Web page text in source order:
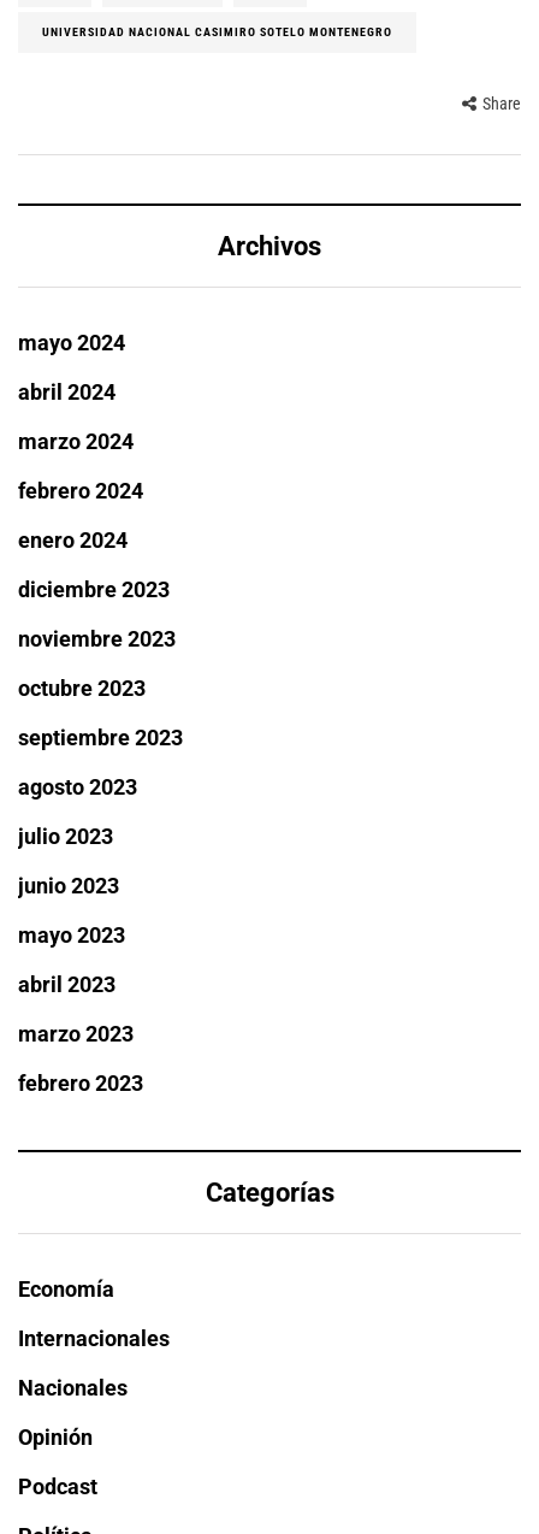
UNIVERSIDAD NACIONAL CASIMIRO SOTELO MONTENEGRO
Share
Archivos
mayo 2024
abril 2024
marzo 2024
febrero 2024
enero 2024
diciembre 2023
noviembre 2023
octubre 2023
septiembre 2023
agosto 2023
julio 2023
junio 2023
mayo 2023
abril 2023
marzo 2023
febrero 2023
Categorías
Economía
Internacionales
Nacionales
Opinión
Podcast